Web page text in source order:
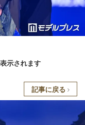
示されます
記事に戻る